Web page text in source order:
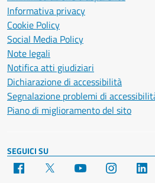
Informativa privacy
Cookie Policy
Social Media Policy
Note legali
Notifica atti giudiziari
Dichiarazione di accessibilità
Segnalazione problemi di
Piano di miglioramento del sito
SEGUICI SU
Facebook YouTube Instagram